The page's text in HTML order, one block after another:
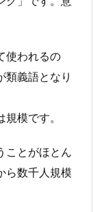
使われるの
類義語となり
模です。
ことがほとん
ら数千人規模